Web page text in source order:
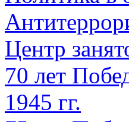
Центр
70 лет
1945 гг.